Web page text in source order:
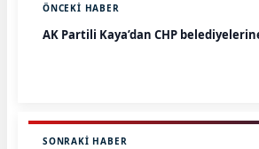
ÖNCEKI HABER
AK Partili Kaya’dan CHP
SONRAKI HABER